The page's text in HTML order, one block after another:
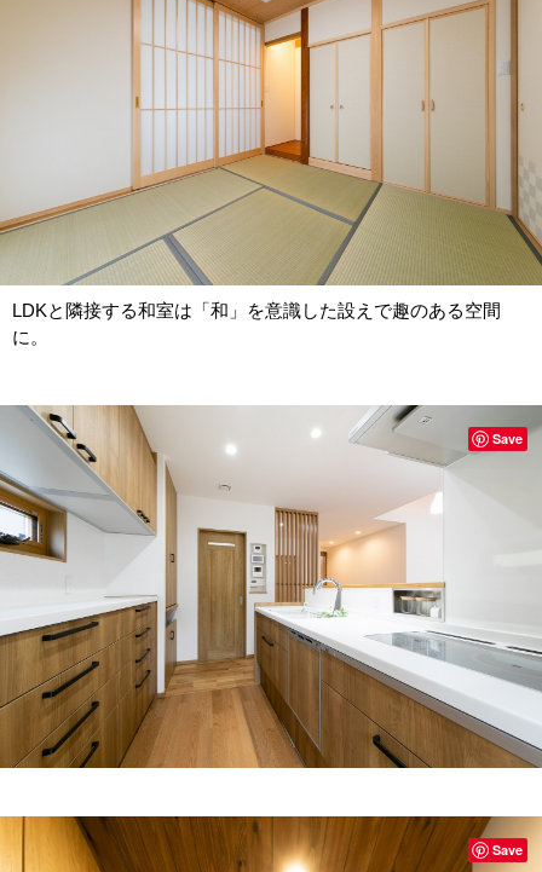
LDKと隣接する和室は「和」を意識した設えで趣のある空間
に。
Save
Save